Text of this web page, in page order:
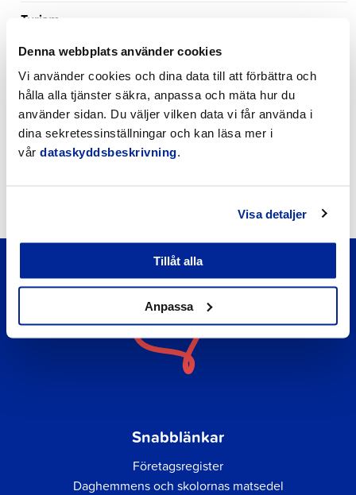
Denna webbplats använder cookies
Vi använder cookies och dina data till att förbättra och
hålla alla tjänster säkra, anpassa och mäta hur du
använder sidan. Du väljer vilken data vi får använda i
dina sekretessinställningar och kan läsa mer i
vår dataskyddsbeskrivning.
Visa detaljer
Tillåt alla
Anpassa
Turism
Händelsekalender
Möteskalender
Nyheter
Kungörelser
Snabblänkar
Företagsregister
Daghemmens och skolornas matsedel